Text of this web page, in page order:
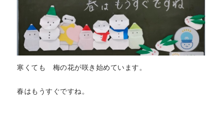
寒くても 梅の花が咲き始めています。
春はもうすぐですね。